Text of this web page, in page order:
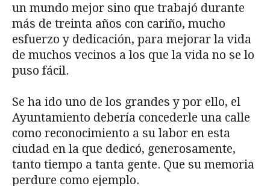
un mundo mejor sino que trabajó durante
más de treinta años con cariño, mucho
esfuerzo y dedicación, para mejorar la vida
de muchos vecinos a los que la vida no se lo
puso fácil.
Se ha ido uno de los grandes y por ello, el
Ayuntamiento debería concederle una calle
como reconocimiento a su labor en esta
ciudad en la que dedicó, generosamente,
tanto tiempo a tanta gente. Que su memoria
perdure como ejemplo.